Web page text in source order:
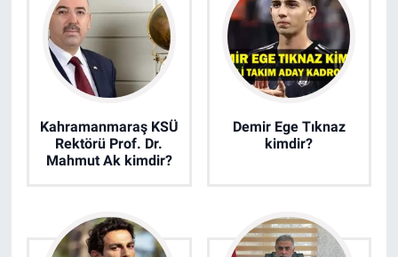
Kahramanmaraş KSÜ
Rektörü Prof. Dr.
Mahmut Ak kimdir?
Demir Ege Tıknaz
kimdir?